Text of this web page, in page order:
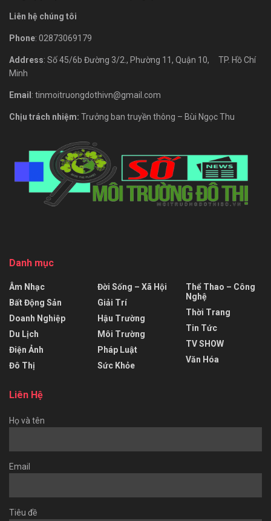
Liên hệ chúng tôi
Phone: 02873069179
Address: Số 45/6b Đường 3/2., Phường 11, Quận 10, TP. Hồ Chí
Minh
Email : tinmoitruongdothivn@gmail.com
Chịu trách nhiệm: Trưởng ban truyền thông – Bùi Ngọc Thu
Danh mục
Âm Nhạc
Bất Động Sản
Doanh Nghiệp
Du Lịch
Điện Ảnh
Đô Thị
Đời Sống – Xã Hội
Giải Trí
Hậu Trường
Môi Trường
Pháp Luật
Sức Khỏe
Thể Thao – Công
Nghệ
Thời Trang
Tin Tức
TV SHOW
Văn Hóa
Liên Hệ
Họ và tên
Email
Tiêu đề